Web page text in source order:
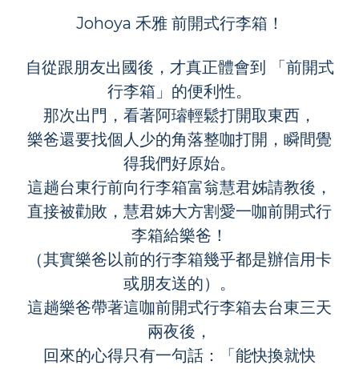
Johoya 禾雅 前開式行李箱！
自從跟朋友出國後，才真正體會到 「前開式
行李箱」的便利性。
那次出門，看著阿璿輕鬆打開取東西，
樂爸還要找個人少的角落整咖打開，瞬間覺
得我們好原始。
這趟台東行前向行李箱富翁慧君姊請教後，
直接被勸敗，慧君姊大方割愛一咖前開式行
李箱給樂爸！
（其實樂爸以前的行李箱幾乎都是辦信用卡
或朋友送的）。
這趟樂爸帶著這咖前開式行李箱去台東三天
兩夜後，
回來的心得只有一句話：「能快換就快